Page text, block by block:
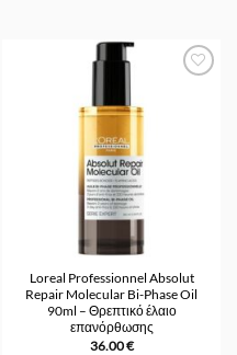
Loreal Professionnel Absolut
Repair Molecular Bi-Phase Oil
90ml – Θρεπτικό έλαιο
επανόρθωσης
36.00€